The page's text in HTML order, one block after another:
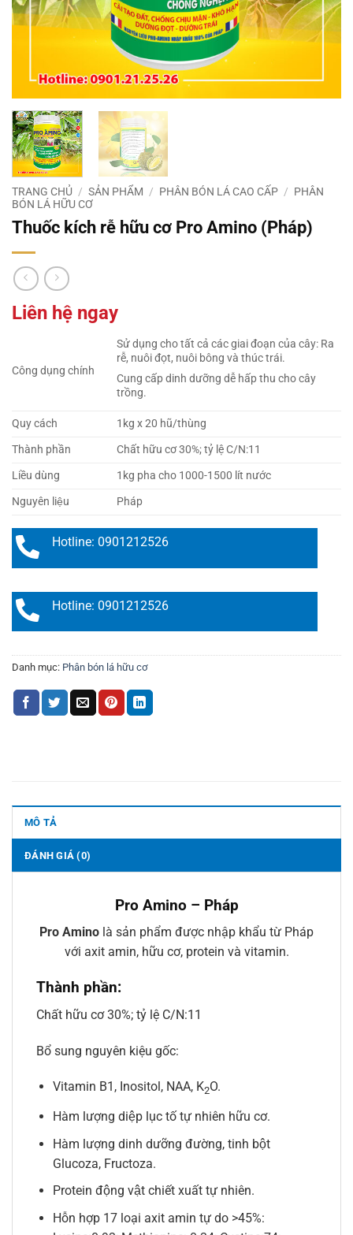
TRANG CHỦ / SẢN PHẨM / PHÂN BÓN LÁ CAO CẤP / PHÂN
BÓN LÁ HỮU CƠ
Thuốc kích rễ hữu cơ Pro Amino (Pháp)
Liên hệ ngay
Công dụng chính
Sử dụng cho tất cả các giai đoạn của cây: Ra
rễ, nuôi đọt, nuôi bông và thúc trái.
Cung cấp dinh dưỡng dễ hấp thu cho cây
trồng.
Quy cách
1kg x 20 hũ/thùng
Thành phần
Chất hữu cơ 30%; tỷ lệ C/N:11
Liều dùng
1kg pha cho 1000-1500 lít nước
Nguyên liệu
Pháp
Hotline: 0901212526
Hotline: 0901212526
Danh mục: Phân bón lá hữu cơ
MÔ TẢ
ĐÁNH GIÁ (0)
Pro Amino – Pháp
Pro Amino là sản phẩm được nhập khẩu từ Pháp
với axit amin, hữu cơ, protein và vitamin.
Thành phần:
Chất hữu cơ 30%; tỷ lệ C/N:11
Bổ sung nguyên kiệu gốc:
Vitamin B1, Inositol, NAA, K2­O.
Hàm lượng diệp lục tố tự nhiên hữu cơ.
Hàm lượng dinh dưỡng đường, tinh bột
Glucoza, Fructoza.
Protein động vật chiết xuất tự nhiên.
Hỗn hợp 17 loại axit amin tự do >45%: